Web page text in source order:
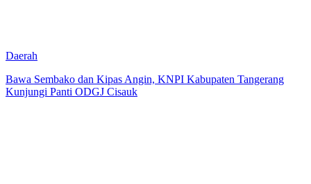
Daerah
Bawa Sembako dan Kipas Angin, KNPI Kabupaten Tangerang
Kunjungi Panti ODGJ Cisauk